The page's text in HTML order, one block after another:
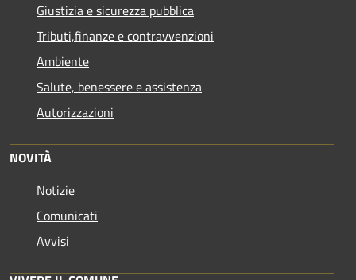
Giustizia e sicurezza pubblica
Tributi,finanze e contravvenzioni
Ambiente
Salute, benessere e assistenza
Autorizzazioni
NOVITÀ
Notizie
Comunicati
Avvisi